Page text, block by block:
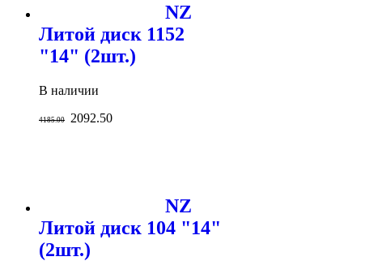
NZ
Литой диск 1152
"14" (2шт.)
В наличии
4185.00 2092.50
NZ
Литой диск 104 "14"
(2шт.)